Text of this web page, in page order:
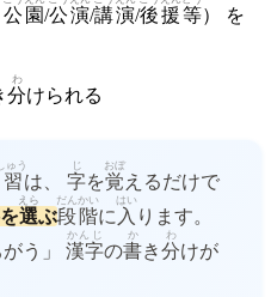
公園/公演/講演/後援等） を
分
わ
けられる
ゅう
は、 字
じ
を覚
おぼ
えるだけで
を選
えら
ぶ段階
だんかい
に 入
はい
ります。
う」 漢字
かんじ
の書
か
き分
わ
けが